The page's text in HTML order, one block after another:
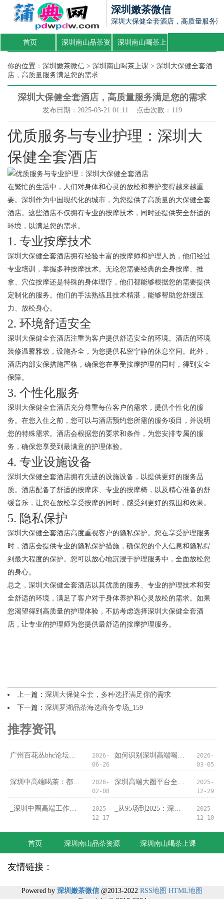
深圳嫩茶微信
深圳大保健全套酒店，高质量服务
首页 深圳南山品茶资 深圳南山喝茶上
你的位置： 深圳嫩茶微信 > 深圳南山喝茶上课 > 深圳大保健全套酒
店，高质量服务满足您的需求
深圳大保健全套酒店，高质量服务满足您的需求
发布日期：2025-03-21 01:11 点击次数：119
优质服务与专业护理：深圳大
保健全套酒店
在繁忙的生活中，人们对身体和心灵的放松和养护变得越来越重
要。深圳作为中国现代化的城市，为您提供了高质量的大保健全套
酒店。这些酒店不仅拥有专业的按摩技术，同时还提供安全舒适的
环境，以满足您的需求。
1. 专业按摩技术
深圳大保健全套酒店拥有经验丰富的按摩师和护理人员，他们经过
专业培训，掌握多种按摩技术。无论您需要经典的全身按摩、推
拿、穴位按摩还是特殊的身体理疗，他们都能够根据您的需要提供
定制化的服务。他们的手法熟练且技术精湛，能够帮助您舒缓压
力、放松身心。
2. 环境舒适安全
深圳大保健全套酒店注重为客户提供舒适安全的环境。酒店的环境
装修温馨雅致，设施齐全，为您提供私密宁静的休息空间。此外，
酒店内部安保措施严格，确保您在享受按摩护理的同时，得到安全
保障。
3. 个性化服务
深圳大保健全套酒店充分尊重每位客户的需求，提供个性化的服
务。在您入住之前，您可以与酒店预约您所需的服务项目，并说明
您的特殊需求。酒店会根据您的要求和条件，为您安排专属的服
务，确保您享受到最满意的护理体验。
4. 专业设施设备
深圳大保健全套酒店拥有先进的设施设备，以提供更好的服务品
质。酒店配备了舒适的按摩床、专业的按摩椅，以及精心准备的舒
缓音乐，让您在放松享受按摩的同时，感受到更好的氛围和效果。
5. 隐私保护
深圳大保健全套酒店高度重视客户的隐私保护。您在享受护理服务
时，酒店会提供专业的隐私保护措施，确保您的个人信息和隐私得
到最大程度的保护。您可以放心地沉浸于护理服务中，全面放松您
的身心。
总之，深圳大保健全套酒店以其优质的服务、专业的护理技术和安
全舒适的环境，满足了客户对于身体养护和心灵放松的需求。如果
您渴望得到高质量的护理体验，不妨考虑选择深圳大保健全套酒
店，让专业的护理师为您提供最舒适的按摩护理服务。
上一篇： 深圳大保健全套，多种选择满足你的需求
下一篇： 深圳罗湖品茶海选商务专场_159
推荐资讯
‌广州百花丛bhc论坛‌：论坛里的“资源陷阱”
2026-
06-26
如何识别深圳高端喝茶会所的隐藏服务？
2026-
03-05
深圳中高端喝茶：都市人的深夜疗愈
2026-
02-08
深圳高端大圈平台全解析：可靠性与安全性
2025-
12-29
_深圳中圈高端工作室暗访实录：门禁后的真实场景_
2025-
12-17
_从95场到2025：深圳夜经济的十年光影_
2025-
12-10
首页 深圳南山品茶资源 深圳南山喝茶上课
友情链接：
Powered by 深圳嫩茶微信 @2013-2022 RSS地图 HTML地图